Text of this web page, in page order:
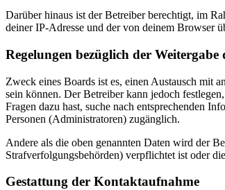
Darüber hinaus ist der Betreiber berechtigt, im
deiner IP-Adresse und der von deinem Browser
Regelungen bezüglich der Weitergabe
Zweck eines Boards ist es, einen Austausch mit
sein können. Der Betreiber kann jedoch
Fragen dazu hast, suche nach entsprechenden
Personen (Administratoren) zugänglich.
Andere als die oben genannten Daten wird der
Strafverfolgungsbehörden) verpflichtet ist oder
Gestattung der Kontaktaufnahme